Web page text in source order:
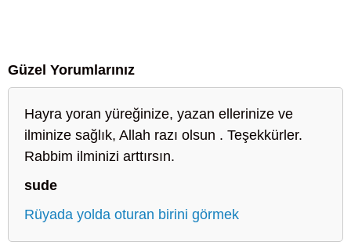
Güzel Yorumlarınız
Hayra yoran yüreğinize, yazan ellerinize ve
ilminize sağlık, Allah razı olsun . Teşekkürler.
Rabbim ilminizi arttırsın.
sude
Rüyada yolda oturan birini görmek